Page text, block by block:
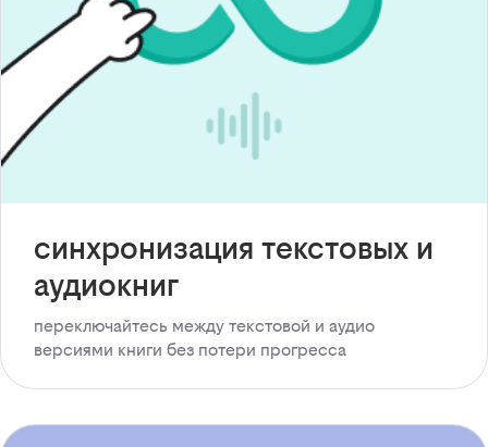
синхронизация текстовых и
аудиокниг
переключайтесь между текстовой и аудио
версиями книги без потери прогресса